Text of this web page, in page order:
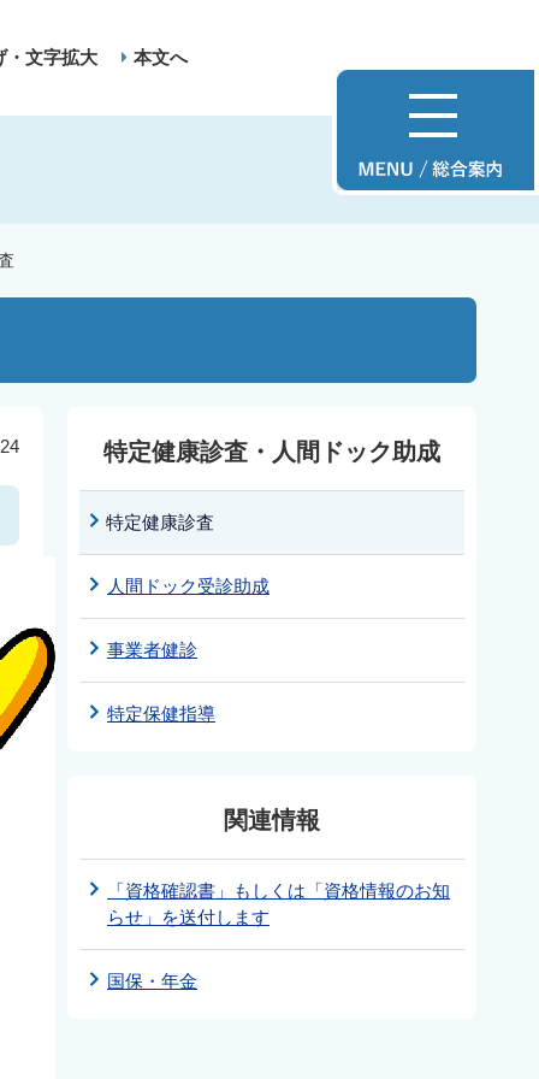
・文字拡大 本文へ
特定健康診査・人間ドック助成
特定健康診査
人間ドック受診助成
事業者健診
特定保健指導
関連情報
「資格確認書」もしくは「資格情報のお知
らせ」を送付します
国保・年金